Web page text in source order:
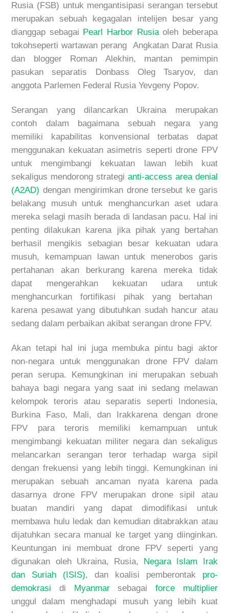
Rusia (FSB) untuk mengantisipasi serangan tersebut
merupakan sebuah kegagalan intelijen besar yang
dianggap sebagai Pearl Harbor Rusiaoleh beberapa
tokohsepertiwartawan perang Angkatan Darat Rusia
dan blogger Roman Alekhin, mantan pemimpin
pasukanseparatis
Donbass Oleg Tsaryov, dan
anggota Parlemen Federal RusiaYevgeny Popov.
Serangan yang dilancarkan Ukraina merupakan
contoh dalam
bagaimana sebuah negara yang
memiliki kapabilitas konvensional terbatas dapat
menggunakan kekuatan asimetris sepertidrone FPV
untuk mengimbangi kekuatan lawan lebih kuat
sekaligus mendorong strategi anti-access area denial
(A2AD) dengan mengirimkan dronetersebut ke garis
belakang musuh untuk menghancurkan aset udara
mereka selagi masih berada di landasan pacu. Hal ini
penting dilakukan karena jika pihak yang bertahan
berhasil mengikis sebagian besar kekuatan udara
musuh, kemampuan lawan untuk menerobos garis
pertahanan akan berkurang karena mereka tidak
dapat mengerahkan kekuatan udara untuk
menghancurkanfortifikasi pihak yang bertahan
karena pesawat yang dibutuhkan sudah hancur atau
sedangdalam perbaikan akibat serangandrone FPV.
Akan tetapi hal ini juga membuka pintu bagi aktor
non-negara untuk menggunakan drone
FPV dalam
peran serupa. Kemungkinan ini merupakan sebuah
bahaya bagi negara yang saat ini sedang melawan
kelompok teroris atau separatis seperti Indonesia,
Burkina Faso, Mali, dan Irakkarena dengan drone
FPV para teroris memiliki kemampuan untuk
mengimbangi kekuatan militer negara dan sekaligus
melancarkan serangan teror terhadap warga sipil
dengan frekuensi yang lebih tinggi.
Kemungkinan ini
merupakan sebuah ancaman nyata karena pada
dasarnya drone FPV merupakandronesipil atau
buatan mandiri yangdapat
dimodifikasi untuk
membawa hulu ledak dan kemudianditabrakkan atau
dijatuhkan secara manual ke target yang diinginkan.
Keuntungan ini membuat drone
FPV seperti yang
digunakan oleh Ukraina, Rusia, Negara Islam Irak
dan Suriah (ISIS), dan koalisi pemberontak pro-
demokrasi di Myanmar sebagai
force multiplier
ungguldalam menghadapi musuh yang lebih kuat